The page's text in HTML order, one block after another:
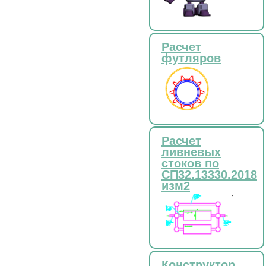
Расчет
футляров
Расчет
ливневых
стоков по
СП32.13330.2018
изм2